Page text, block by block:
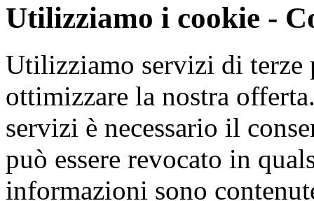
Utilizziamo i cookie -
Utilizziamo servizi di terze
ottimizzare la nostra
servizi è necessario il
può essere revocato in
informazioni sono